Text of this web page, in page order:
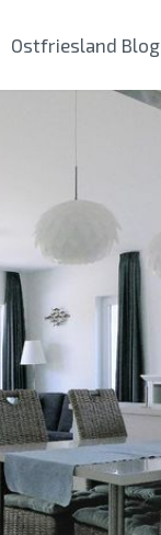
Ostfriesland Blog